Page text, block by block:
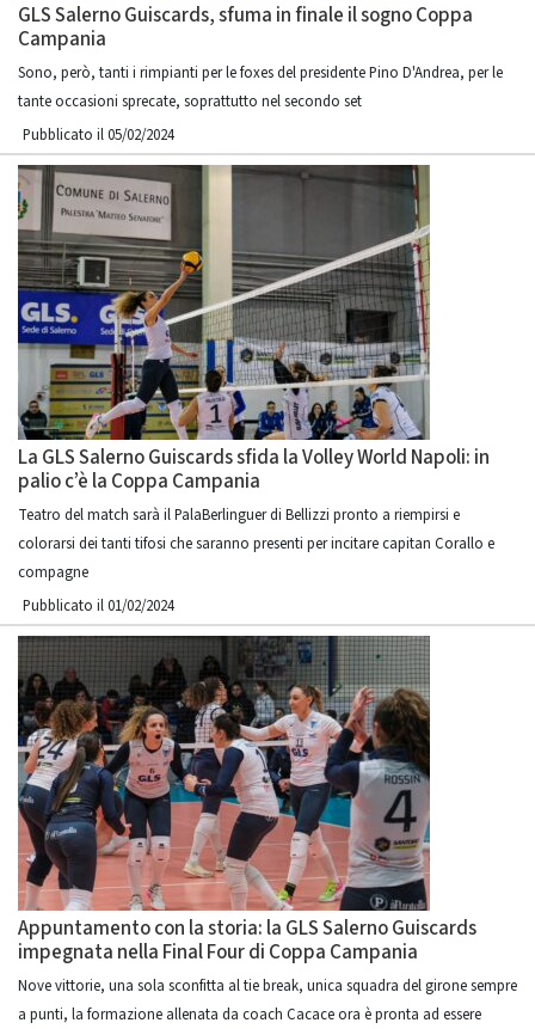
GLS Salerno Guiscards, sfuma in finale il sogno Coppa
Campania
Sono, però, tanti i rimpianti per le foxes del presidente Pino D'Andrea, per le
tante occasioni sprecate, soprattutto nel secondo set
Pubblicato il 05/02/2024
La GLS Salerno Guiscards sfida la Volley World Napoli: in
palio c’è la Coppa Campania
Teatro del match sarà il PalaBerlinguer di Bellizzi pronto a riempirsi e
colorarsi dei tanti tifosi che saranno presenti per incitare capitan Corallo e
compagne
Pubblicato il 01/02/2024
Appuntamento con la storia: la GLS Salerno Guiscards
impegnata nella Final Four di Coppa Campania
Nove vittorie, una sola sconfitta al tie break, unica squadra del girone sempre
a punti, la formazione allenata da coach Cacace ora è pronta ad essere